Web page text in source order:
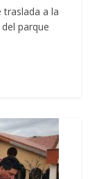
traslada a la
parque